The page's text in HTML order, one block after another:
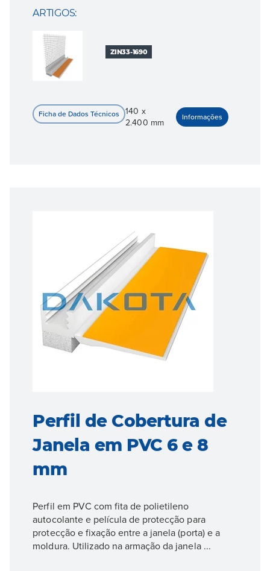
ARTIGOS:
ZIN33-1690
140 x
2.400 mm
Perfil de Cobertura de
Janela em PVC 6 e 8
mm
Perfil em PVC com fita de polietileno
autocolante e película de protecção para
protecção e fixação entre a janela (porta) e a
moldura. Utilizado na armação da janela ...